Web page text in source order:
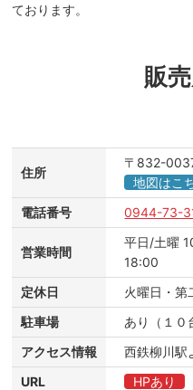
ております。
販
住所
〒832-
地図はこ
電話番号
0944-73-
営業時間
平日/土曜
18:00
定休日
火曜日・第
駐車場
あり（１０
アクセス情報
西鉄柳川駅
URL
HPあり